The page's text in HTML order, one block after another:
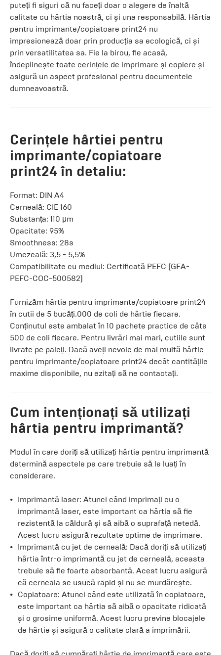
puteți fi siguri că nu faceți doar o alegere de înaltă
calitate cu hârtia noastră, ci și una responsabilă. Hârtia
pentru imprimante/copiatoare print24 nu
impresionează doar prin producția sa ecologică, ci și
prin versatilitatea sa. Fie la birou, fie acasă,
îndeplinește toate cerințele de imprimare și copiere și
asigură un aspect profesional pentru documentele
dumneavoastră.
Cerințele hârtiei pentru
imprimante/copiatoare
print24 în detaliu:
Format: DIN A4
Cerneală: CIE 160
Substanța: 110 μm
Opacitate: 95%
Smoothness: 28s
Umezeală: 3,5 - 5,5%
Compatibilitate cu mediul: Certificată PEFC (GFA-
PEFC-COC-500582)
Furnizăm hârtia pentru imprimante/copiatoare print24
în cutii de 5 bucăți.000 de coli de hârtie fiecare.
Conținutul este ambalat în 10 pachete practice de câte
500 de coli fiecare. Pentru livrări mai mari, cutiile sunt
livrate pe paleți. Dacă aveți nevoie de mai multă hârtie
pentru imprimante/copiatoare print24 decât cantitățile
maxime disponibile, nu ezitați să ne contactați.
Cum intenționați să utilizați
hârtia pentru imprimantă?
Modul în care doriți să utilizați hârtia pentru imprimantă
determină aspectele pe care trebuie să le luați în
considerare.
Imprimantă laser: Atunci când imprimați cu o
imprimantă laser, este important ca hârtia să fie
rezistentă la căldură și să aibă o suprafață netedă.
Acest lucru asigură rezultate optime de imprimare.
Imprimantă cu jet de cerneală: Dacă doriți să utilizați
hârtia într-o imprimantă cu jet de cerneală, aceasta
trebuie să fie foarte absorbantă. Acest lucru asigură
că cerneala se usucă rapid și nu se murdărește.
Copiatoare: Atunci când este utilizată în copiatoare,
este important ca hârtia să aibă o opacitate ridicată
și o grosime uniformă. Acest lucru previne blocajele
de hârtie și asigură o calitate clară a imprimării.